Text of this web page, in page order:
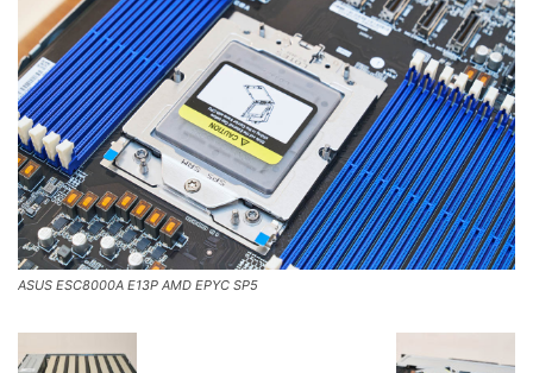
ASUS ESC8000A E13P AMD EPYC SP5